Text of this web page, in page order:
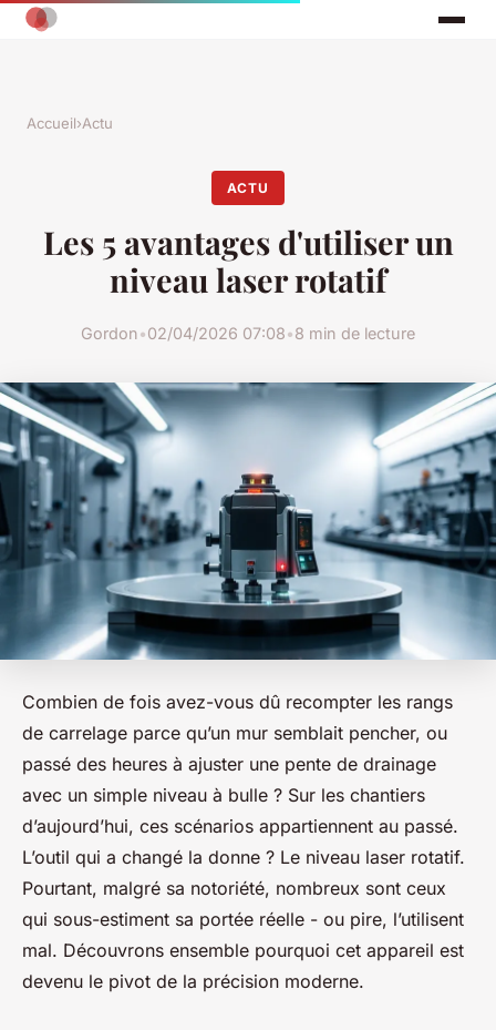
Accueil›Actu
ACTU
Les 5 avantages d'utiliser un
niveau laser rotatif
Gordon•02/04/2026 07:08•8 min de lecture
Combien de fois avez-vous dû recompter les rangs
de carrelage parce qu’un mur semblait pencher, ou
passé des heures à ajuster une pente de drainage
avec un simple niveau à bulle ? Sur les chantiers
d’aujourd’hui, ces scénarios appartiennent au passé.
L’outil qui a changé la donne ? Le niveau laser rotatif.
Pourtant, malgré sa notoriété, nombreux sont ceux
qui sous-estiment sa portée réelle - ou pire, l’utilisent
mal. Découvrons ensemble pourquoi cet appareil est
devenu le pivot de la précision moderne.